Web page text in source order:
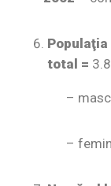
total =
–
– feminin